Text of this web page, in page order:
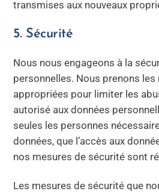
transmises aux nouveaux
5. Sécurité
Nous nous engageons à la
personnelles. Nous prenons
appropriées pour limiter les
autorisé aux données
seules les personnes
données, que l’accès aux
nos mesures de sécurité sont
Les mesures de sécurité que